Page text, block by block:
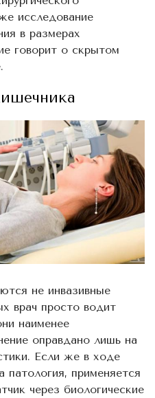
исследование
в размерах
говорит о скрытом
не инвазивные
врач просто водит
наименее
оправдано лишь на
Если же в ходе
патология, применяется
через биологические